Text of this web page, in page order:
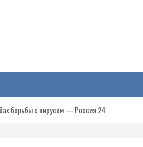
борьбы с вирусом — Россия 24